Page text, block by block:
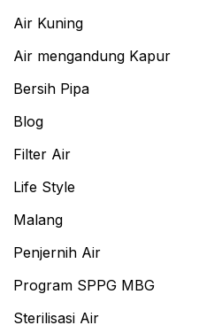
Air Kuning
Air mengandung Kapur
Bersih Pipa
Blog
Filter Air
Life Style
Malang
Penjernih Air
Program SPPG MBG
Sterilisasi Air